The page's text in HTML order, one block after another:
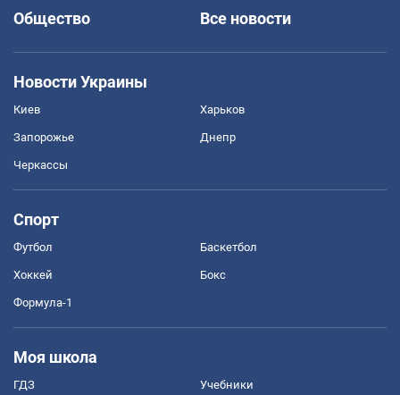
Общество
Все новости
Новости Украины
Киев Харьков
Запорожье Днепр
Черкассы
Спорт
Футбол Баскетбол
Хоккей Бокс
Формула-1
Моя школа
ГДЗ Учебники